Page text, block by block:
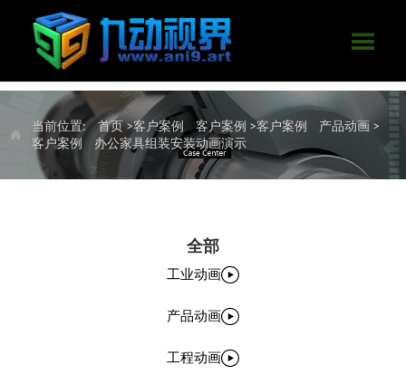


当前位置: 首页>客户案例 客户案例 >客户案例 产品动画 >
客户案例
办公家具组装安装动画演示
全部
工业动画
产品动画
工程动画